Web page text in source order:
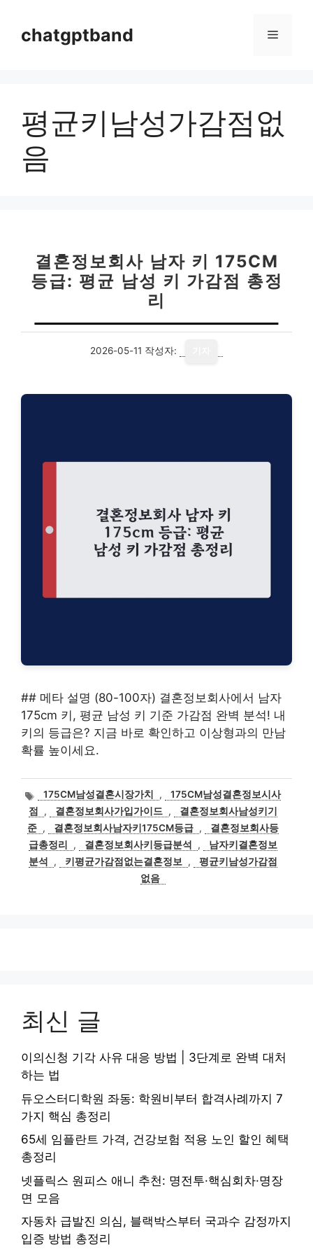
chatgptband 메
평균키남성가감점없
음
결혼정보회사 남자 키 175CM
등급: 평균 남성 키 가감점 총정
리
2026-05-11 작성자:
## 메타 설명 (80-100자) 결혼정보회사에서 남자
175cm 키, 평균 남성 키 기준 가감점 완벽 분석! 내
키의 등급은? 지금 바로 확인하고 이상형과의 만남
확률 높이세요.
태
그
175CM남성결혼시장가치 ,
175CM남성결혼정보시사
점
, 결혼정보회사가입가이드 ,
결혼정보회사남성키기
준 , 결혼정보회사남자키175CM등급 ,
결혼정보회사등
급총정리
, 결혼정보회사키등급분석 ,
남자키결혼정보
분석
, 키평균가감점없는결혼정보 ,
평균키남성가감점
없음
최신 글
이의신청 기각 사유 대응 방법 | 3단계로 완벽 대처
하는 법
듀오스터디학원 좌동: 학원비부터 합격사례까지 7
가지 핵심 총정리
65세 임플란트 가격, 건강보험 적용 노인 할인 혜택
총정리
넷플릭스 원피스 애니 추천: 명전투·핵심회차·명장
면 모음
자동차 급발진 의심, 블랙박스부터 국과수 감정까지
입증 방법 총정리